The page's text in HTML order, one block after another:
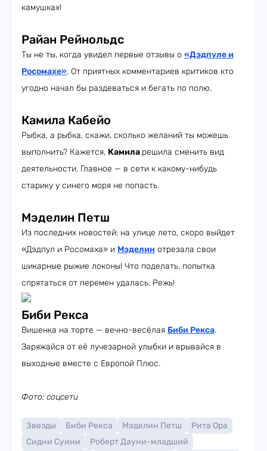
камушках!
Райан Рейнольдс
Ты не ты, когда увидел первые отзывы о «Дэдпуле и
Росомахе». От приятных комментариев критиков кто
угодно начал бы раздеваться и бегать по полю.
Камила Кабейо
Рыбка, а рыбка, скажи, сколько желаний ты можешь
выполнить? Кажется, Камила решила сменить вид
деятельности. Главное — в сети к какому-нибудь
старику у синего моря не попасть.
Мэделин Петш
Из последних новостей: на улице лето, скоро выйдет
«Дэдпул и Росомаха» и Мэделин отрезала свои
шикарные рыжие локоны! Что поделать, попытка
спрятаться от перемен удалась. Режь!
Биби Рекса
Вишенка на торте — вечно-весёлая Биби Рекса.
Заряжайся от её лучезарной улыбки и врывайся в
выходные вместе с Европой Плюс.
Фото: соцсети
Звезды Биби Рекса Мэделин Петш
Рита Ора
Сидни Суини
Роберт Дауни-младший